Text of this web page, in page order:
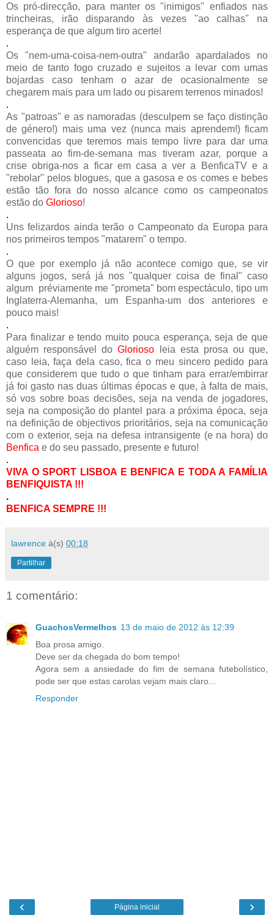
Os pró-direcção, para manter os "inimigos" enfiados nas
trincheiras, irão disparando às vezes "ao calhas" na
esperança de que algum tiro acerte!
.
Os "nem-uma-coisa-nem-outra" andarão apardalados no
meio de tanto fogo cruzado e sujeitos a levar com umas
bojardas caso tenham o azar de ocasionalmente se
chegarem mais para um lado ou pisarem terrenos minados!
.
As "patroas" e as namoradas (desculpem se faço distinção
de género!) mais uma vez (nunca mais aprendem!) ficam
convencidas que teremos mais tempo livre para dar uma
passeata ao fim-de-semana mas tiveram azar, porque a
crise obriga-nos a ficar em casa a ver a BenficaTV e a
"rebolar" pelos blogues, que a gasosa e os comes e bebes
estão tão fora do nosso alcance como os campeonatos
estão do Glorioso!
.
Uns felizardos ainda terão o Campeonato da Europa para
nos primeiros tempos "matarem" o tempo.
.
O que por exemplo já não acontece comigo que, se vir
alguns jogos, será já nos "qualquer coisa de final" caso
algum préviamente me "prometa" bom espectáculo, tipo um
Inglaterra-Alemanha, um Espanha-um dos anteriores e
pouco mais!
.
Para finalizar e tendo muito pouca esperança, seja de que
alguém responsável doGlorioso leia esta prosa ou que,
caso leia, faça dela caso, fica o meu sincero pedido para
que considerem que tudo o que tinham para errar/embirrar
já foi gasto nas duas últimas épocas e que, à falta de mais,
só vos sobre boas decisões, seja na venda de jogadores,
seja na composição do plantel para a próxima época, seja
na definição de objectivos prioritários, seja na comunicação
com o exterior, seja na defesa intransigente (e na hora) do
Benfica e do seu passado, presente e futuro!
.
VIVA O SPORT LISBOA E BENFICA E TODA A FAMÍLIA
BENFIQUISTA !!!
.
BENFICA SEMPRE !!!
lawrence à(s) 00:18
Partilhar
1 comentário:
GuachosVermelhos 13 de maio de 2012 às 12:39
Boa prosa amigo.
Deve ser da chegada do bom tempo!
Agora sem a ansiedade do fim de semana futebolístico,
pode ser que estas carolas vejam mais claro...
Responder
‹ ›
Página inicial